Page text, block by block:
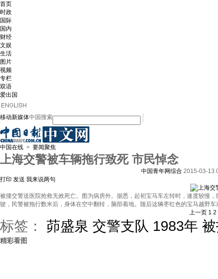
首页
时政
国际
国内
财经
文娱
生活
图片
视频
专栏
双语
爱出国
移动新媒体中国搜索
中国在线 > 要闻聚焦
上海交警被车辆拖行致死 市民悼念
中国青年网综合 2015-03-13
打印 发送 我来说两句
被撞交警送医院抢救无效死亡。图为病房外。据悉，起初宝马车左转时，速度较慢
驶，民警被拖行数米后，身体在空中翻转，脑部着地。随后这辆枣红色的宝马越野
上一页 1 2
标签： 茆盛泉 交警支队 1983年
精彩看图